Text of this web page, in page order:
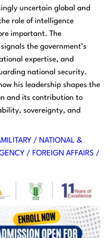
uncertain global and
role of intelligence
important. The
the government’s
expertise, and
national security.
his leadership shapes the
and its contribution to
sovereignty, and
/ NATIONAL &
/ FOREIGN AFFAIRS /